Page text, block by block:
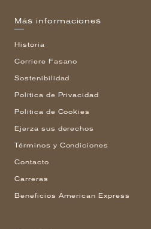
Más informaciones
Historia
Corriere Fasano
Sostenibilidad
Política de Privacidad
Política de Cookies
Ejerza sus derechos
Términos y Condiciones
Contacto
Carreras
Beneficios American Express